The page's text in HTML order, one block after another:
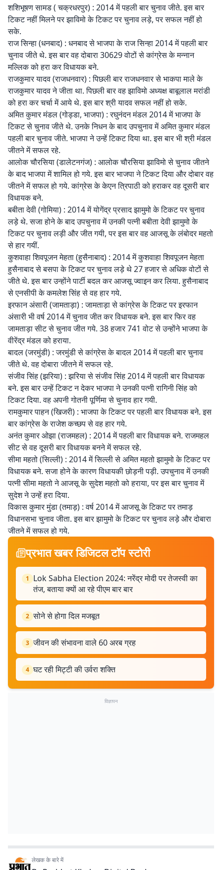
शशिभूषण सामड ( चक्रधरपुर) : 2014 में पहली बार चुनाव जीते. इस बार
टिकट नहीं मिलने पर झाविमो के टिकट पर चुनाव लड़े, पर सफल नहीं हो
सके.
राज सिन्हा (धनबाद) : धनबाद से भाजपा के राज सिन्हा 2014 में पहली बार
चुनाव जीते थे. इस बार वह दोबारा 30629 वोटों से कांग्रेस के मन्नान
मल्लिक को हरा कर विधायक बने.
राजकुमार यादव (राजधनवार) : पिछली बार राजधनवार से भाकपा माले के
राजकुमार यादव ने जीता था. पिछली बार वह झाविमो अध्यक्ष बाबूलाल मरांडी
को हरा कर चर्चा में आये थे. इस बार श्री यादव सफल नहीं हो सके.
अमित कुमार मंडल (गोड्डा, भाजपा) : रघुनंदन मंडल 2014 में भाजपा के
टिकट से चुनाव जीते थे. उनके निधन के बाद उपचुनाव में अमित कुमार मंडल
पहली बार चुनाव जीते. भाजपा ने उन्हें टिकट दिया था. इस बार भी श्री मंडल
जीतने में सफल रहे.
आलोक चौरसिया (डालेटनगंज) : आलोक चौरसिया झाविमो से चुनाव जीतने
के बाद भाजपा में शामिल हो गये. इस बार भाजपा ने टिकट दिया और दोबार वह
जीतने में सफल हो गये. कांग्रेस के केएन त्रिपाठी को हराकर वह दूसरी बार
विधायक बने.
बबीता देवी (गोमिया) : 2014 में योगेंद्र प्रसाद झामुमो के टिकट पर चुनाव
लड़े थे. सजा होने के बाद उपचुनाव में उनकी पत्नी बबीता देवी झामुमो के
टिकट पर चुनाव लड़ी और जीत गयी, पर इस बार वह आजसू के लंबोदर महतो
से हार गयीं.
कुशवाहा शिवपूजन मेहता (हुसैनाबाद) : 2014 में कुशवाहा शिवपूजन मेहता
हुसैनाबाद से बसपा के टिकट पर चुनाव लड़े थे 27 हजार से अधिक वोटों से
जीते थे. इस बार उन्होंने पार्टी बदल कर आजसू ज्वाइन कर लिया. हुसैनाबाद
से एनसीपी के कमलेश सिंह से वह हार गये.
इरफान अंसारी (जामताड़ा) : जामताड़ा से कांग्रेस के टिकट पर इरफान
अंसारी भी वर्ष 2014 में चुनाव जीत कर विधायक बने. इस बार फिर वह
जामताड़ा सीट से चुनाव जीत गये. 38 हजार 741 वोट से उन्होंने भाजपा के
वीरेंद्र मंडल को हराया.
बादल (जरमुंडी) : जरमुंडी से कांग्रेस के बादल 2014 में पहली बार चुनाव
जीते थे. वह दोबारा जीतने में सफल रहे.
संजीव सिंह (झरिया) : झरिया से संजीव सिंह 2014 में पहली बार विधायक
बने. इस बार उन्हें टिकट न देकर भाजपा ने उनकी पत्नी रागिनी सिंह को
टिकट दिया. वह अपनी गोतनी पूर्णिमा से चुनाव हार गयी.
रामकुमार पाहन (खिजरी) : भाजपा के टिकट पर पहली बार विधायक बने. इस
बार कांग्रेस के राजेश कच्छप से वह हार गये.
अनंत कुमार ओझा (राजमहल) : 2014 में पहली बार विधायक बने. राजमहल
सीट से वह दूसरी बार विधायक बनने में सफल रहे.
सीमा महतो (सिल्ली) : 2014 में सिल्ली से अमित महतो झामुमो के टिकट पर
विधायक बने. सजा होने के कारण विधायकी छोड़नी पड़ी. उपचुनाव में उनकी
पत्नी सीमा महतो ने आजसू के सुदेश महतो को हराया, पर इस बार चुनाव में
सुदेश ने उन्हें हरा दिया.
विकास कुमार मुंडा (तमाड़) : वर्ष 2014 में आजसू के टिकट पर तमाड़
विधानसभा चुनाव जीता. इस बार झामुमो के टिकट पर चुनाव लड़े और दोबारा
जीतने में सफल हो गये.
प्रभात खबर डिजिटल टॉप स्टोरी
1
Lok Sabha Election 2024: नरेंद्र मोदी पर तेजस्वी का
तंज, बताया क्यों आ रहे पीएम बार बार
2 सोने से होगा दिल मजबूत
3 जीवन की संभावना वाले 60 अरब ग्रह
4 घट रही मिट्टी की उर्वरा शक्ति
विज्ञापन
लेखक के बारे में